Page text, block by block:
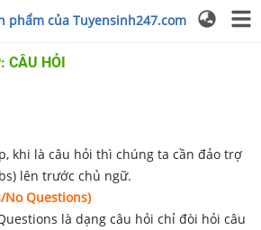
phẩm của Tuyensinh247.com
CÂU HỎI
khi là câu hỏi thì chúng ta cần đảo trợ
lên trước chủ ngữ.
No Questions)
là dạng câu hỏi chỉ đòi hỏi câu